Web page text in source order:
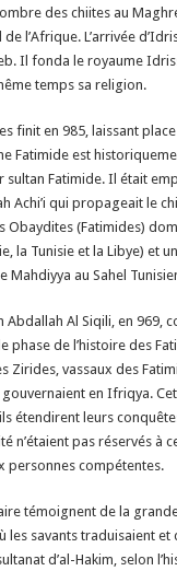
des chiites au
l’Afrique. L’arrivée
Il fonda le royaume
temps sa religion.
finit en 985, laissant
Fatimide est
Fatimide. Il était
Achi’i qui propageait le
Obaydites (Fatimides)
la Tunisie et la Libye) et
Mahdiyya au Sahel
Abdallah Al Siqili, en 969,
phase de l’histoire des
Zirides, vassaux des
gouvernaient en Ifriqya.
étendirent leurs
n’étaient pas réservés à
personnes compétentes.
témoignent de la
les savants traduisaient
d’al-Hakim, selon